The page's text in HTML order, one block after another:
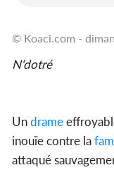
© Koaci.com -
N'dotré
Undrame
inouïe contre la
attaqué